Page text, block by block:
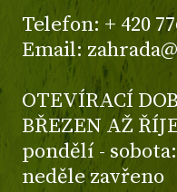
Telefon: + 420
Email:
OTEVÍRACÍ
BŘEZEN AŽ
pondělí -
neděle zavřeno